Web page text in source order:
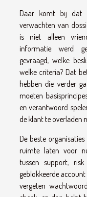
Daar komt bij dat
verwachten van
is niet alleen
informatie werd
gevraagd, welke
welke criteria? Dat
hebben die verder
moeten
en verantwoord
de klant te overladen
De beste
ruimte laten voor
tussen support,
geblokkeerde
vergeten